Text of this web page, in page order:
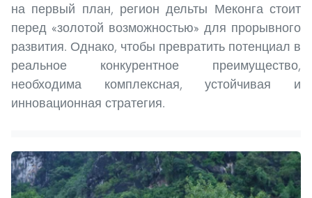
на первый план, регион дельты Меконга стоит
перед «золотой возможностью» для прорывного
развития. Однако, чтобы превратить потенциал в
реальное конкурентное преимущество,
необходима комплексная, устойчивая и
инновационная стратегия.